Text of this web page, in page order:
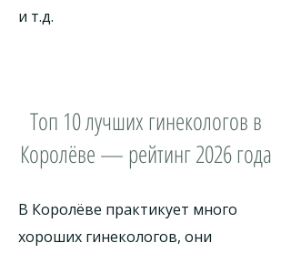
и т.д.
Топ 10 лучших гинекологов в
Королёве — рейтинг 2026 года
В Королёве практикует много
хороших гинекологов, они